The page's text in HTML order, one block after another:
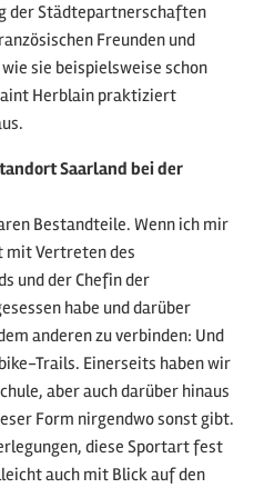
der Städtepartnerschaften
Freunden und
sie beispielsweise schon
Herblain praktiziert
Saarland bei der
Bestandteile. Wenn ich mir
mit Vertreten des
und der Chefin der
habe und darüber
anderen zu verbinden: Und
Trails. Einerseits haben wir
aber auch darüber hinaus
Form nirgendwo sonst gibt.
diese Sportart fest
auch mit Blick auf den